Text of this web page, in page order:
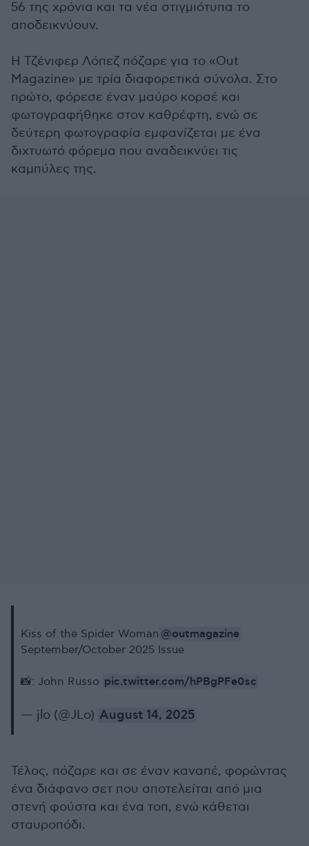
56 της χρόνια και τα νέα στιγμιότυπα το
αποδεικνύουν.
Η Τζένιφερ Λόπεζ πόζαρε για το «Out
Magazine» με τρία διαφορετικά σύνολα. Στο
πρώτο, φόρεσε έναν μαύρο κορσέ και
φωτογραφήθηκε στον καθρέφτη, ενώ σε
δεύτερη φωτογραφία εμφανίζεται με ένα
διχτυωτό φόρεμα που αναδεικνύει τις
καμπύλες της.
Kiss of the Spider Woman @outmagazine
September/October 2025 Issue
📸: John Russo pic.twitter.com/hPBgPFe0sc
— jlo (@JLo) August 14, 2025
Τέλος, πόζαρε και σε έναν καναπέ, φορώντας
ένα διάφανο σετ που αποτελείται από μια
στενή φούστα και ένα τοπ, ενώ κάθεται
σταυροπόδι.